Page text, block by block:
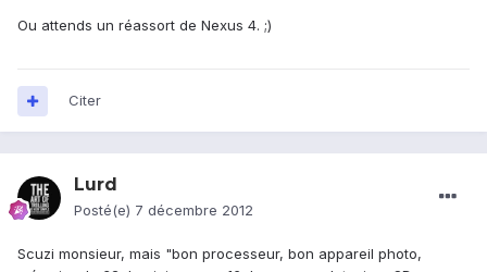
Ou attends un réassort de Nexus 4. ;)
Citer
Lurd
Posté(e) 7 décembre 2012
Scuzi monsieur, mais "bon processeur, bon appareil photo,